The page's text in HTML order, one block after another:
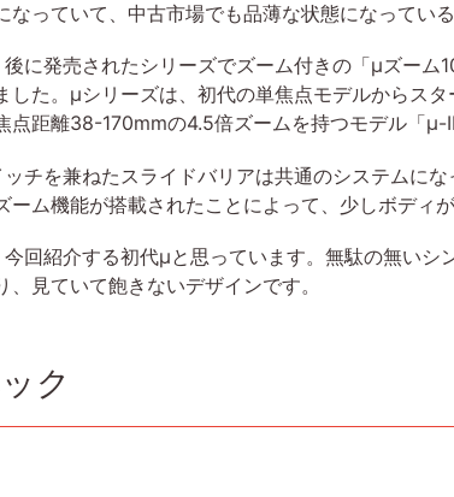
っていて、中古市場でも品薄な状態になっている
に発売されたシリーズでズーム付きの「μズーム
した。μシリーズは、初代の単焦点モデルからス
距離38-170mmの4.5倍ズームを持つモデル「μ-II
チを兼ねたスライドバリアは共通のシステムに
ム機能が搭載されたことによって、少しボディ
回紹介する初代μと思っています。無駄の無いシ
見ていて飽きないデザインです。
ク